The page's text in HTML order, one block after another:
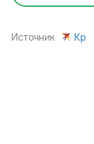
Источник Kp